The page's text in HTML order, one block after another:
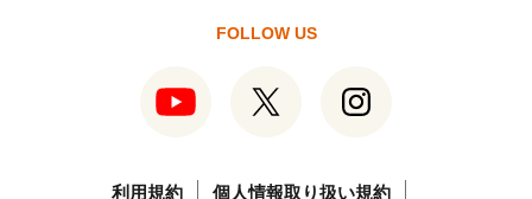
FOLLOW US
利用規約 個人情報取り扱い規約